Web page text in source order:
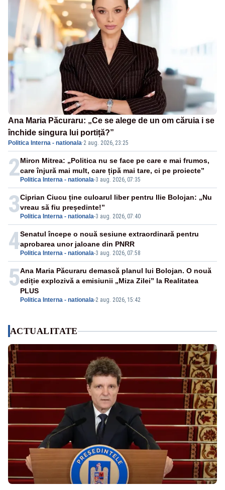
Ana Maria Păcuraru: „Ce se alege de un om căruia i se
închide singura lui portiță?”
Politica Interna - nationala·2 aug. 2026, 23:25
2 Politica Interna - nationala-3 aug. 2026, 07:35
Miron Mitrea: „Politica nu se face pe care e mai frumos,
care înjură mai mult, care țipă mai tare, ci pe proiecte”
3 Politica Interna - nationala-3 aug. 2026, 07:40
Ciprian Ciucu ține culoarul liber pentru Ilie Bolojan: „Nu
vreau să fiu președinte!”
4 Politica Interna - nationala-3 aug. 2026, 07:58
Senatul începe o nouă sesiune extraordinară pentru
aprobarea unor jaloane din PNRR
5
Politica Interna - nationala-2 aug. 2026, 15:42
Ana Maria Păcuraru demască planul lui Bolojan. O nouă
ediție explozivă a emisiunii „Miza Zilei” la Realitatea
PLUS
ACTUALITATE